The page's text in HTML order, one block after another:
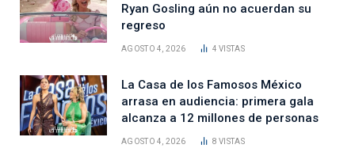
Ryan Gosling aún no acuerdan su
regreso
AGOSTO 4, 2026 4VISTAS
La Casa de los Famosos México
arrasa en audiencia: primera gala
alcanza a 12 millones de personas
AGOSTO 4, 2026 8VISTAS